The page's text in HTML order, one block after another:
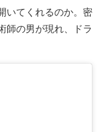
いてくれるのか。密
師の男が現れ、ドラ